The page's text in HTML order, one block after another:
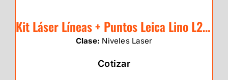
Kit Láser Líneas + Puntos Leica Lino L2P5G-1 (verde)
Clase: Niveles Laser
Cotizar